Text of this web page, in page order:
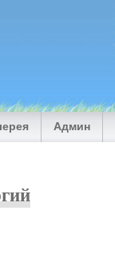
Админ